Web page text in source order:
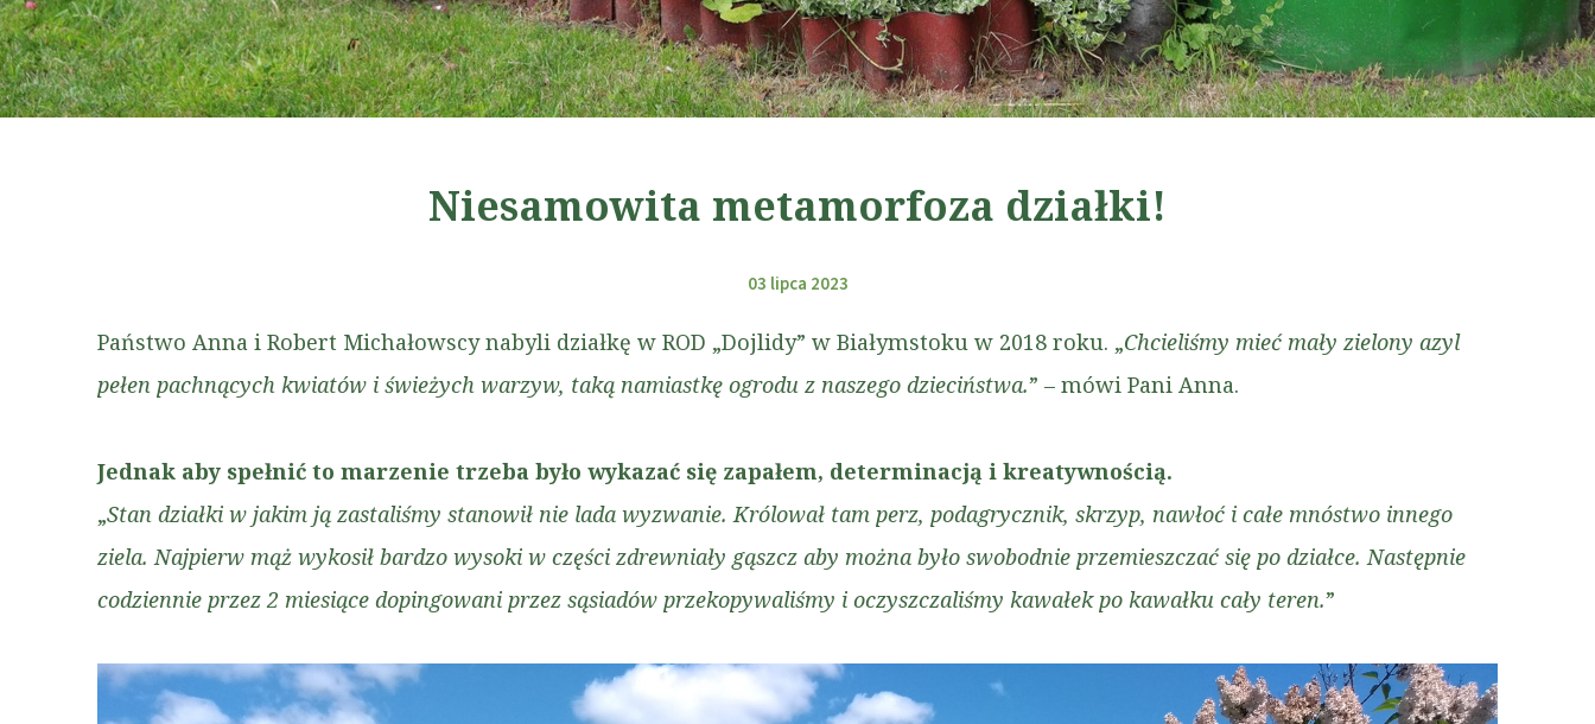
03 lipca 2023
Niesamowita metamorfoza działki!
Państwo Anna i Robert Michałowscy nabyli działkę w ROD „Dojlidy” w Białymstoku w 2018 roku. „Chcieliśmy mieć mały zielony azyl
pełen pachnących kwiatów i świeżych warzyw, taką namiastkę ogrodu z naszego dzieciństwa.” – mówi Pani Anna.
Jednak aby spełnić to marzenie trzeba było wykazać się zapałem, determinacją i kreatywnością.
„Stan działki w jakim ją zastaliśmy stanowił nie lada wyzwanie. Królował tam perz, podagrycznik, skrzyp, nawłoć i całe mnóstwo innego
ziela. Najpierw mąż wykosił bardzo wysoki w części zdrewniały gąszcz aby można było swobodnie przemieszczać się po działce. Następnie
codziennie przez 2 miesiące dopingowani przez sąsiadów przekopywaliśmy i oczyszczaliśmy kawałek po kawałku cały teren.”